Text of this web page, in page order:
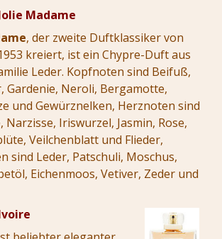
Madame
, der zweite Duftklassiker von
kreiert, ist ein Chypre-Duft aus
Leder. Kopfnoten sind Beifuß,
Gardenie, Neroli, Bergamotte,
und Gewürznelken, Herznoten sind
Narzisse, Iriswurzel, Jasmin, Rose,
Veilchenblatt und Flieder,
sind Leder, Patschuli, Moschus,
Eichenmoos, Vetiver, Zeder und